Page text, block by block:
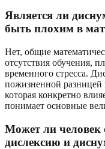
Является ли
быть плохим в
Нет, общие
отсутствия обучения,
временного стресса.
пожизненной разницей
которая конкретно
понимает основные
Может ли человек
дислексию и